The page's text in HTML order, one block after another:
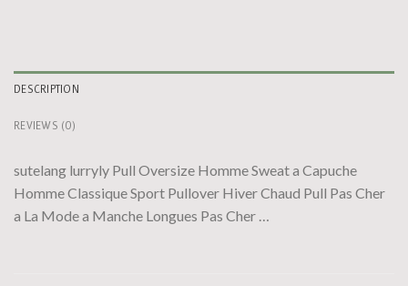
DESCRIPTION
REVIEWS (0)
sutelang lurryly Pull Oversize Homme Sweat a Capuche
Homme Classique Sport Pullover Hiver Chaud Pull Pas Cher
a La Mode a Manche Longues Pas Cher …